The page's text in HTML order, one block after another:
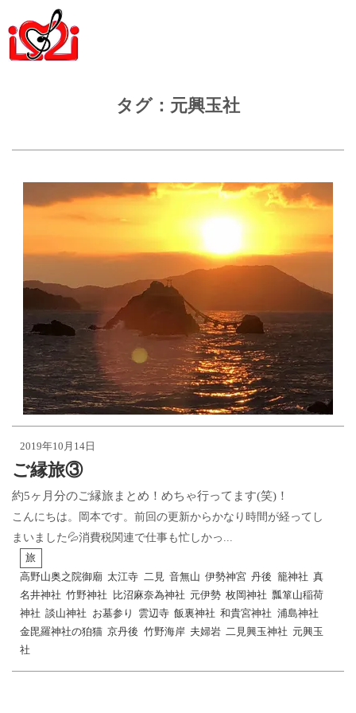
タグ：元興玉社
2019年10月14日
ご縁旅③
約5ヶ月分のご縁旅まとめ！めちゃ行ってます(笑)！
こんにちは。岡本です。前回の更新からかなり時間が経ってし
まいました💦消費税関連で仕事も忙しかっ...
旅
高野山奥之院御廟 太江寺 二見 音無山 伊勢神宮 丹後 籠神社 真
名井神社 竹野神社 比沼麻奈為神社 元伊勢 枚岡神社 瓢箪山稲荷
神社 談山神社 お墓参り 雲辺寺 飯裏神社 和貴宮神社 浦島神社
金毘羅神社の狛猫 京丹後 竹野海岸 夫婦岩 二見興玉神社 元興玉
社